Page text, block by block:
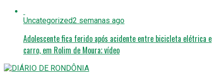
Uncategorized2 semanas ago
Adolescente fica ferido após acidente entre bicicleta elétrica e
carro, em Rolim de Moura; vídeo